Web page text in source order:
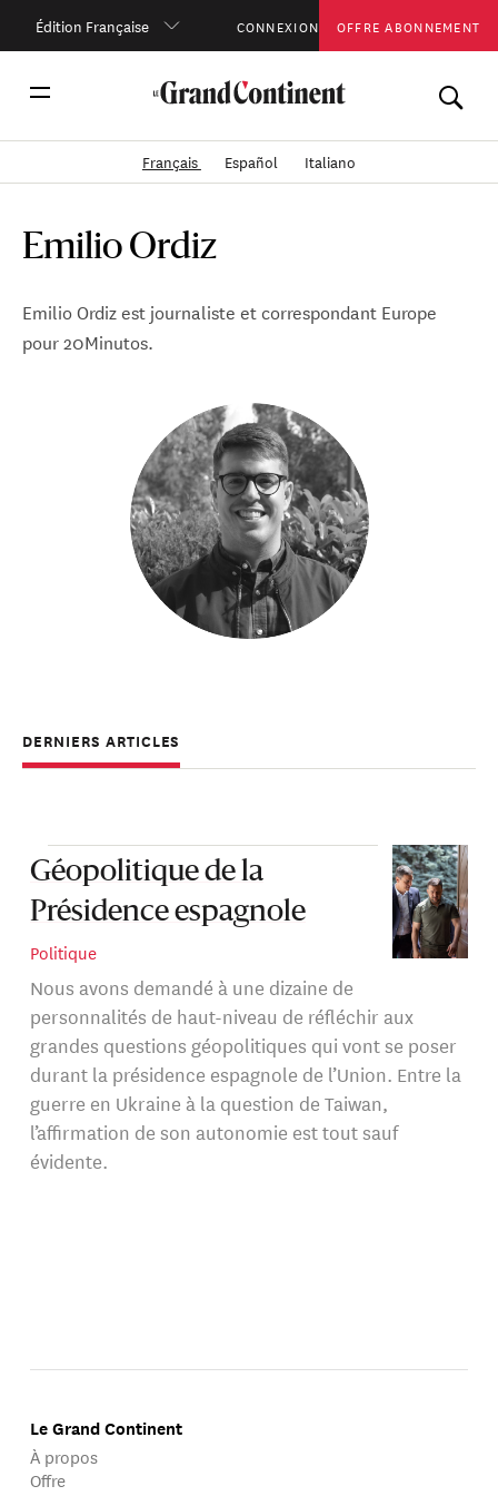
Édition Française CONNEXION OFFRE ABONNEMENT
Français Español Italiano
Emilio Ordiz
Emilio Ordiz est journaliste et correspondant Europe
pour 20Minutos.
DERNIERS ARTICLES
Géopolitique de la
Présidence espagnole
Politique
Nous avons demandé à une dizaine de
personnalités de haut-niveau de réfléchir aux
grandes questions géopolitiques qui vont se poser
durant la présidence espagnole de l’Union. Entre la
guerre en Ukraine à la question de Taiwan,
l’affirmation de son autonomie est tout sauf
évidente.
Le Grand Continent
À propos
Offre